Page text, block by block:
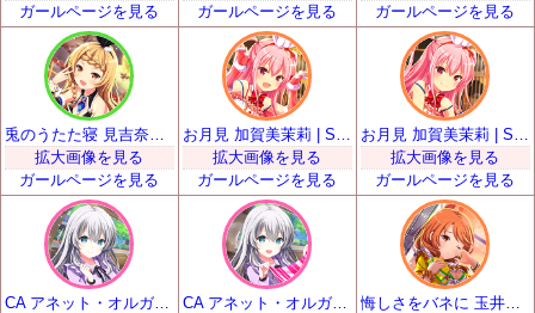
ガールページを見る
ガールページを見る
ガールページを見る
拡大画像を見る
ガールページを見る
拡大画像を見る
ガールページを見る
拡大画像を見る
ガールページを見る
CA アネット・オルガ・唐澤 | SSR
CA アネット・オルガ・唐澤 | SSR
悔しさをバネに 玉井麗巳 | SSR